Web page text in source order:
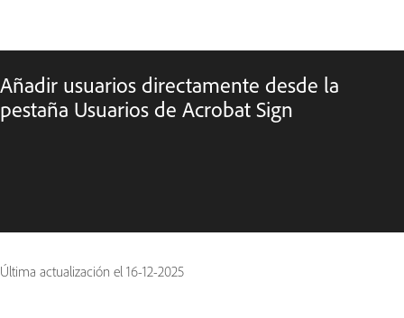
Añadir usuarios directamente desde la
pestaña Usuarios de Acrobat Sign
Última actualización el 16-12-2025